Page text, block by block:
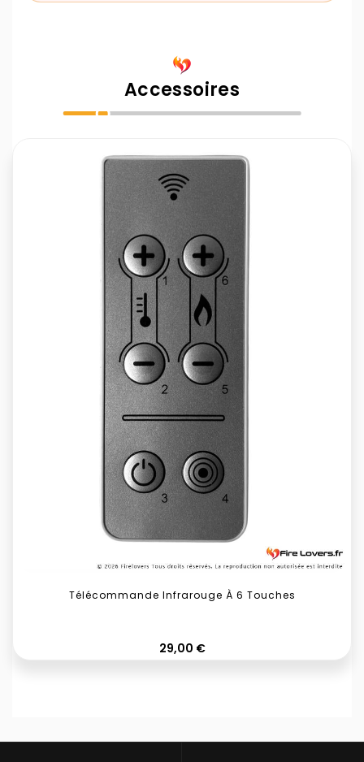
Accessoires
Télécommande Infrarouge À 6 Touches
29,00 €Prix